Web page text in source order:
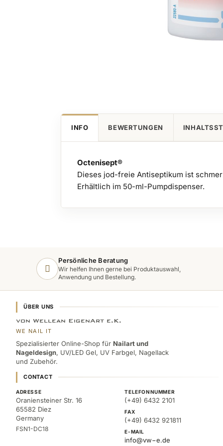
springen
INFO
Octenisept®
Dieses jod-freie Antiseptikum ist
Erhältlich im 50-ml-Pumpdispenser.
BEWERTUNGEN
Persönliche Beratung
Wir helfen Ihnen gerne bei Produktauswahl,
Anwendung und Bestellung.
ÜBER UNS
von Wellean EigenArt e.K.
WE NAIL IT
Spezialisierter Online-Shop für Nailart und
Nageldesign, UV/LED Gel, UV Farbgel, Nagellack
und Zubehör.
CONTACT
ADRESSE
Oraniensteiner Str. 16
65582 Diez
Germany
FSN1-DC18
TELEFONNUMMER
(+49) 6432 2101
FAX
(+49) 6432 921811
E-MAIL
info@vw−e.de